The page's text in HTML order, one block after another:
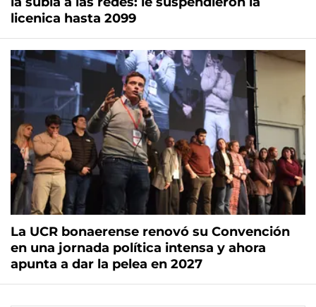
licenica hasta 2099
La UCR bonaerense renovó su Convención
en una jornada política intensa y ahora
apunta a dar la pelea en 2027